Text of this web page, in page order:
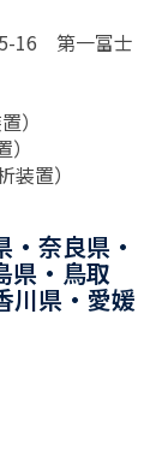
16 第一富士
）
装置）
奈良県・
県・鳥取
川県・愛媛